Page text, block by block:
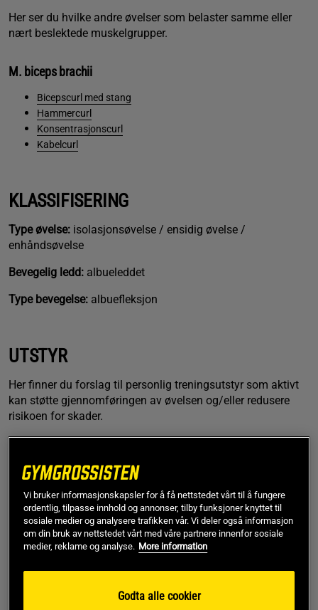
Her ser du hvilke andre øvelser som belaster samme eller
nært beslektede muskelgrupper.
M. biceps brachii
Bicepscurl med stang
Hammercurl
Konsentrasjonscurl
Kabelcurl
KLASSIFISERING
Type øvelse: isolasjonsøvelse / ensidig øvelse /
enhåndsøvelse
Bevegelig ledd: albueleddet
Type bevegelse: albuefleksjon
UTSTYR
Her finner du forslag til personlig treningsutstyr som aktivt
kan støtte gjennomføringen av øvelsen og/eller redusere
risikoen for skader.
Bicepscurl er en isolasjonsøvelse der man bruker
grepet svikter, kan det være lurt å investere i et par gode
treningshansker ellermagnesiumkarbonat. Sistnevnte fås i
bådefastogflytendeform.
med frie vekter, vil du ha nytte av å bruke treningssko som er
Vi bruker informasjonskapsler for å få nettstedet vårt til å fungere
ordentlig, tilpasse innhold og annonser, tilby funksjoner knyttet til
sosiale medier og analysere trafikken vår. Vi deler også informasjon
om din bruk av nettstedet vårt med våre partnere innenfor sosiale
medier, reklame og analyse. More information
Godta alle cookier